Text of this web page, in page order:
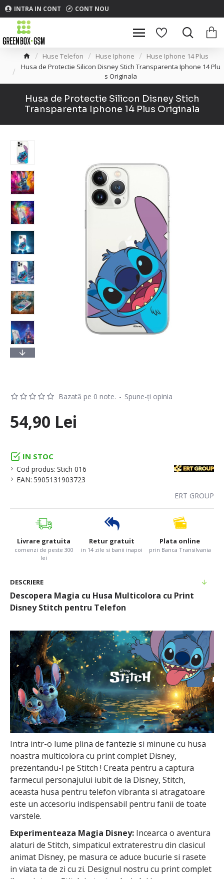
INTRA IN CONT CONT NOU
Huse Telefon Huse Iphone
Huse Iphone 14 Plus
Husa de Protectie Silicon Disney Stich Transparenta Iphone 14 Plu
s Originala
Husa de Protectie Silicon Disney Stich
Transparenta Iphone 14 Plus Originala
IN STOC
Cod produs: Stich 016
EAN: 5905131903723
ERT GROUP
Bazată pe 0 note. - Spune-ţi opinia
54,90 Lei
Livrare gratuita
comenzi de peste 300
lei
Retur gratuit
in 14 zile si banii inapoi
Plata online
prin Banca Transilvania
DESCRIERE
Descopera Magia cu Husa Multicolora cu Print
Disney Stitch pentru Telefon
Intra intr-o lume plina de fantezie si minune cu husa
noastra multicolora cu print complet Disney,
prezentandu-l pe Stitch ! Creata pentru a captura
farmecul personajului iubit de la Disney, Stitch,
aceasta husa pentru telefon vibranta si atragatoare
este un accesoriu indispensabil pentru fanii de toate
varstele.
Experimenteaza Magia Disney: Incearca o aventura
alaturi de Stitch, simpaticul extraterestru din clasicul
animat Disney, pe masura ce aduce bucurie si rasete
in viata ta de zi cu zi. Designul nostru cu print complet